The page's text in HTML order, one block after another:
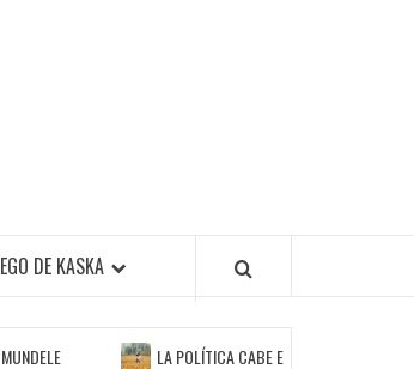
EGO DE KASKA
LA POLÍTICA CABE EN EL ARTE, PERO NO EL ARTE EN